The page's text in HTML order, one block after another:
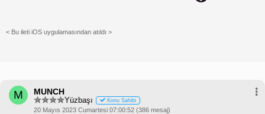
< Bu ileti iOS uygulamasından atıldı >
M MUNCH
Yüzbaşı Konu Sahibi
20 Mayıs 2023 Cumartesi 07:00:52 (386 mesaj)